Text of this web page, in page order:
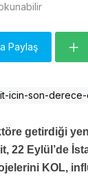
Paylaş
getirdiği
22 Eylül’de
KOL,